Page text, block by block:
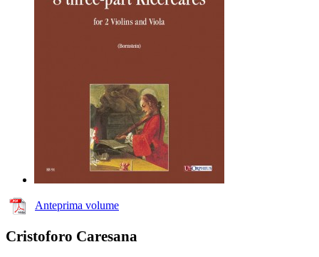
Anteprima volume
Cristoforo Caresana